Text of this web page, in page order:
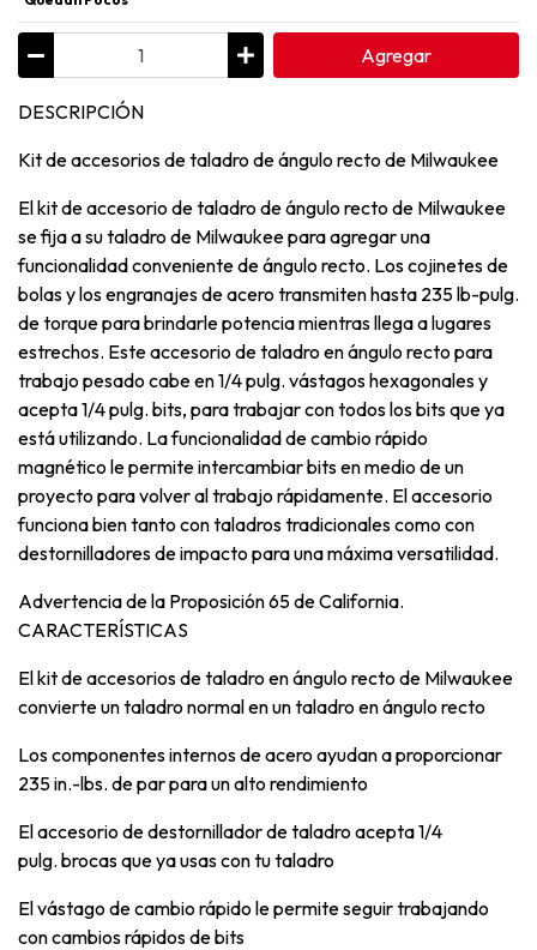
Agregar
DESCRIPCIÓN
Kit de accesorios de taladro de ángulo recto de Milwaukee
El kit de accesorio de taladro de ángulo recto de Milwaukee
se fija a su taladro de Milwaukee para agregar una
funcionalidad conveniente de ángulo recto. Los cojinetes de
bolas y los engranajes de acero transmiten hasta 235 lb-pulg.
de torque para brindarle potencia mientras llega a lugares
estrechos. Este accesorio de taladro en ángulo recto para
trabajo pesado cabe en 1/4 pulg. vástagos hexagonales y
acepta 1/4 pulg. bits, para trabajar con todos los bits que ya
está utilizando. La funcionalidad de cambio rápido
magnético le permite intercambiar bits en medio de un
proyecto para volver al trabajo rápidamente. El accesorio
funciona bien tanto con taladros tradicionales como con
destornilladores de impacto para una máxima versatilidad.
Advertencia de la Proposición 65 de California.
CARACTERÍSTICAS
El kit de accesorios de taladro en ángulo recto de Milwaukee
convierte un taladro normal en un taladro en ángulo recto
Los componentes internos de acero ayudan a proporcionar
235 in.-lbs. de par para un alto rendimiento
El accesorio de destornillador de taladro acepta 1/4
pulg. brocas que ya usas con tu taladro
El vástago de cambio rápido le permite seguir trabajando
con cambios rápidos de bits